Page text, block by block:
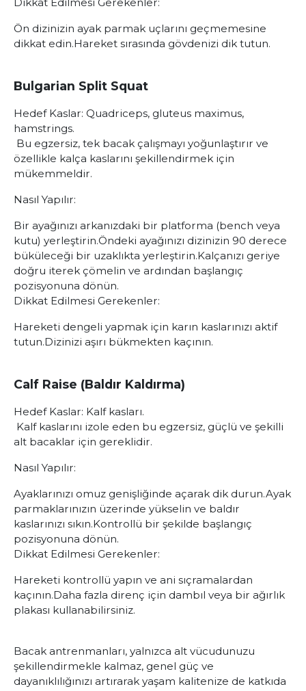
Ön dizinizin ayak parmak uçlarını geçmemesine
dikkat edin.Hareket sırasında gövdenizi dik tutun.
Bulgarian Split Squat
Hedef Kaslar: Quadriceps, gluteus maximus,
hamstrings.
Bu egzersiz, tek bacak çalışmayı yoğunlaştırır ve
özellikle kalça kaslarını şekillendirmek için
mükemmeldir.
Nasıl Yapılır:
Bir ayağınızı arkanızdaki bir platforma (bench veya
kutu) yerleştirin.Öndeki ayağınızı dizinizin 90 derece
büküleceği bir uzaklıkta yerleştirin.Kalçanızı geriye
doğru iterek çömelin ve ardından başlangıç
pozisyonuna dönün.
Dikkat Edilmesi Gerekenler:
Hareketi dengeli yapmak için karın kaslarınızı aktif
tutun.Dizinizi aşırı bükmekten kaçının.
Calf Raise (Baldır Kaldırma)
Hedef Kaslar: Kalf kasları.
Kalf kaslarını izole eden bu egzersiz, güçlü ve şekilli
alt bacaklar için gereklidir.
Nasıl Yapılır:
Ayaklarınızı omuz genişliğinde açarak dik durun.Ayak
parmaklarınızın üzerinde yükselin ve baldır
kaslarınızı sıkın.Kontrollü bir şekilde başlangıç
pozisyonuna dönün.
Dikkat Edilmesi Gerekenler:
Hareketi kontrollü yapın ve ani sıçramalardan
kaçının.Daha fazla direnç için dambıl veya bir ağırlık
plakası kullanabilirsiniz.
Bacak antrenmanları, yalnızca alt vücudunuzu
şekillendirmekle kalmaz, genel güç ve
dayanıklılığınızı artırarak yaşam kalitenize de katkıda